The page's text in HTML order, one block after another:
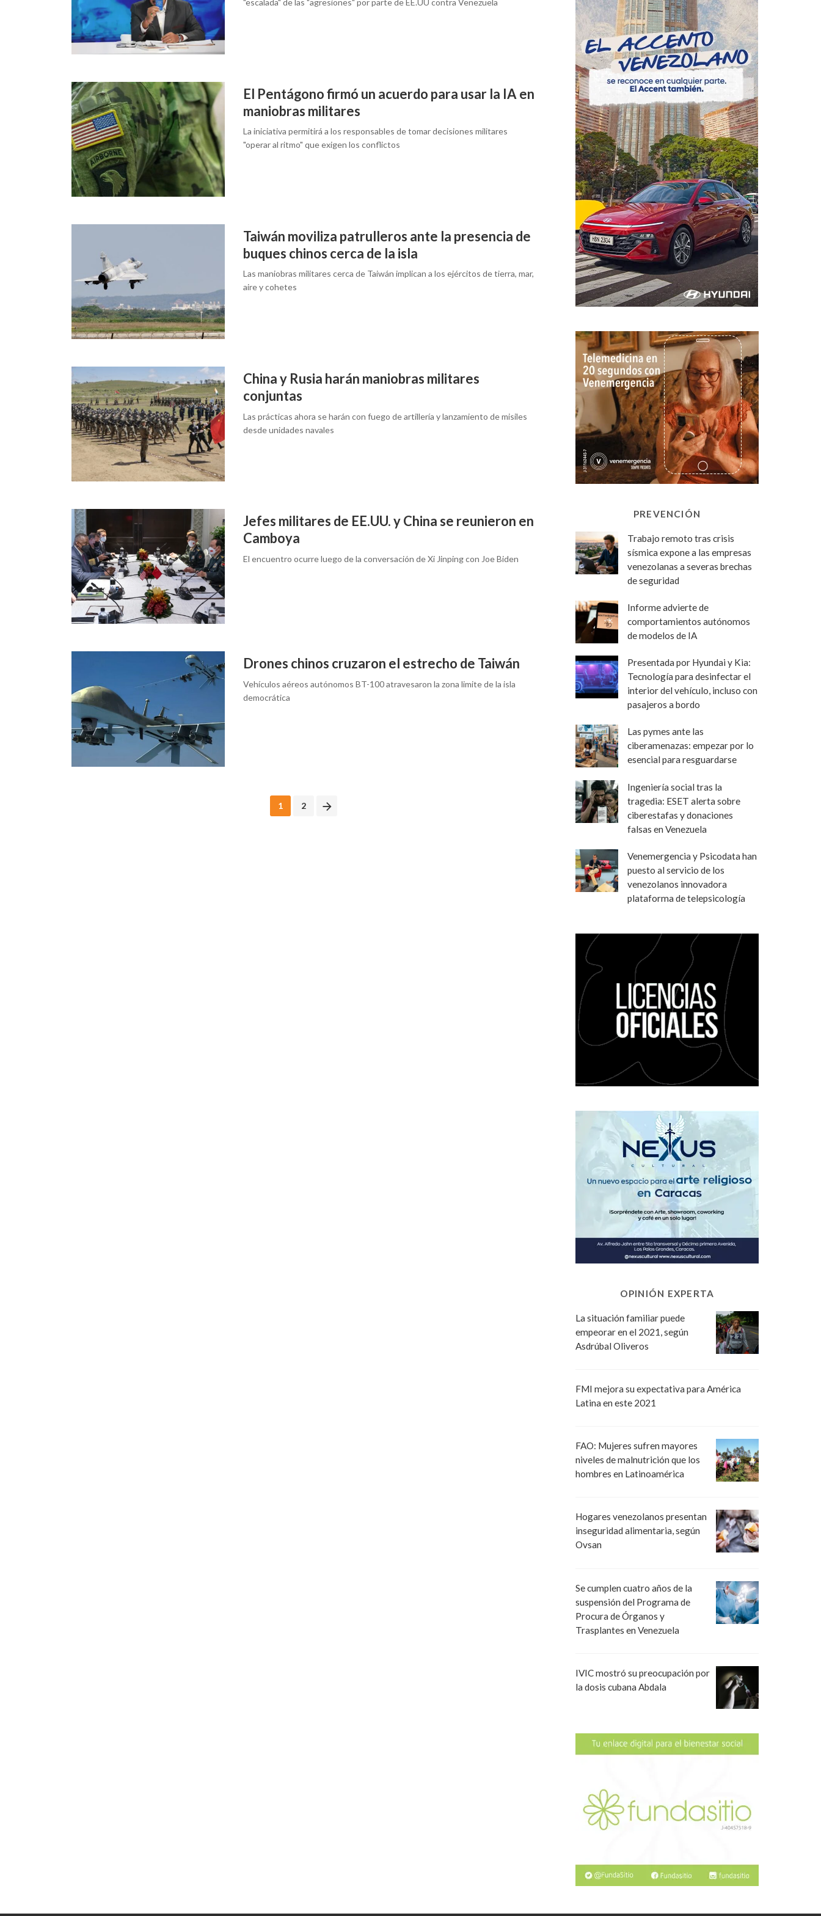
"escalada" de las "agresiones" por parte de EE.UU contra Venezuela
El Pentágono firmó un acuerdo para usar la IA en
maniobras militares
La iniciativa permitirá a los responsables de tomar decisiones militares
"operar al ritmo" que exigen los conflictos
Taiwán moviliza patrulleros ante la presencia de
buques chinos cerca de la isla
Las maniobras militares cerca de Taiwán implican a los ejércitos de tierra, mar,
aire y cohetes
China y Rusia harán maniobras militares
conjuntas
Las prácticas ahora se harán con fuego de artillería y lanzamiento de misiles
desde unidades navales
Jefes militares de EE.UU. y China se reunieron en
Camboya
El encuentro ocurre luego de la conversación de Xi Jinping con Joe Biden
Drones chinos cruzaron el estrecho de Taiwán
Vehículos aéreos autónomos BT-100 atravesaron la zona limite de la isla
democrática
1 2
PREVENCIÓN
Trabajo remoto tras crisis
sísmica expone a las empresas
venezolanas a severas brechas
de seguridad
Informe advierte de
comportamientos autónomos
de modelos de IA
Presentada por Hyundai y Kia:
Tecnología para desinfectar el
interior del vehículo, incluso con
pasajeros a bordo
Las pymes ante las
ciberamenazas: empezar por lo
esencial para resguardarse
Ingeniería social tras la
tragedia: ESET alerta sobre
ciberestafas y donaciones
falsas en Venezuela
Venemergencia y Psicodata han
puesto al servicio de los
venezolanos innovadora
plataforma de telepsicología
OPINIÓN EXPERTA
La situación familiar puede
empeorar en el 2021, según
Asdrúbal Oliveros
FMI mejora su expectativa para América
Latina en este 2021
FAO: Mujeres sufren mayores
niveles de malnutrición que los
hombres en Latinoamérica
Hogares venezolanos presentan
inseguridad alimentaria, según
Ovsan
Se cumplen cuatro años de la
suspensión del Programa de
Procura de Órganos y
Trasplantes en Venezuela
IVIC mostró su preocupación por
la dosis cubana Abdala